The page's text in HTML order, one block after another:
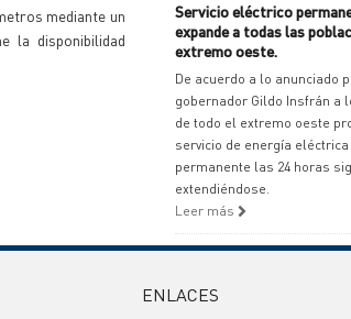
mediante un
la disponibilidad
Servicio eléctrico
expande a todas las
extremo oeste.
De acuerdo a lo anunciado
gobernador Gildo Insfrán a
de todo el extremo oeste
servicio de energía
permanente las 24 horas
extendiéndose.
Leer más
ENLACES